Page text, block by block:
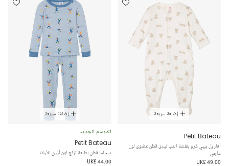
إضافة سريعة
Petit Bateau
أفارول بيبي غرو بنقشة الدب تيدي قطن عضوي لون
عاجي
UK£ 49.00
إضافة سريعة
الموسم الجديد
Petit Bateau
بيجاما قطن بطبعة تزلج لون أزرق للأولاد
UK£ 44.00